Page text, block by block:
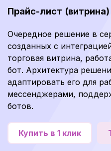
Прайс-лист
Очередное решение в
созданных с
торговая витрина,
бот. Архитектура
адаптировать его для
мессенджерами,
ботов.
Купить в 1 клик